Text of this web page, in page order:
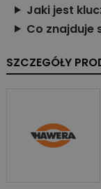
Jaki jest
Co znajduje
SZCZEGÓŁY